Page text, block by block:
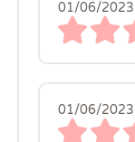
01/06/2023
01/06/2023